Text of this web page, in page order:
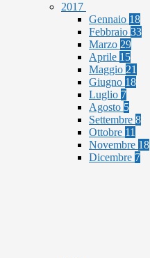
2017
Gennaio 18
Febbraio 33
Marzo 29
Aprile 15
Maggio 21
Giugno 18
Luglio 7
Agosto 5
Settembre 8
Ottobre 11
Novembre 18
Dicembre 7